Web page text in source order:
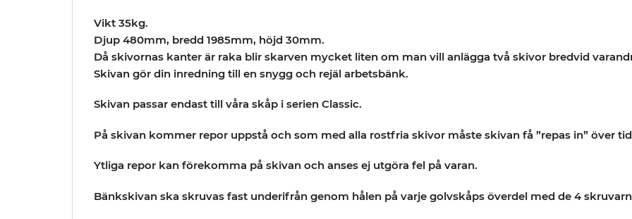
Vikt 35kg.
Djup 480mm, bredd 1985mm, höjd 30mm.
Då skivornas kanter är raka blir skarven mycket liten om man vill anlägga två skivor bredvid
Skivan gör din inredning till en snygg och rejäl arbetsbänk.
Skivan passar endast till våra skåp i serien Classic.
På skivan kommer repor uppstå och som med alla rostfria skivor måste skivan få ”repas in” över
Ytliga repor kan förekomma på skivan och anses ej utgöra fel på varan.
Bänkskivan ska skruvas fast underifrån genom hålen på varje golvskåps överdel med de 4